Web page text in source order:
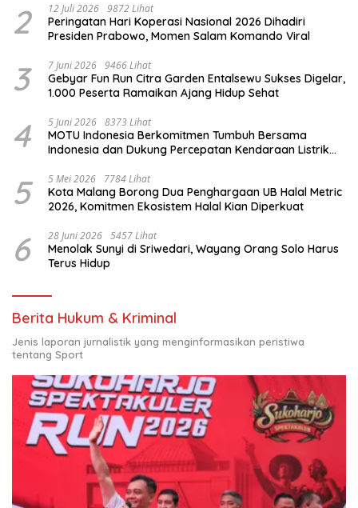
2 12 Juli 2026 9872 Lihat
Peringatan Hari Koperasi Nasional 2026 Dihadiri
Presiden Prabowo, Momen Salam Komando Viral
3 7 Juni 2026 9466 Lihat
Gebyar Fun Run Citra Garden Entalsewu Sukses Digelar,
1.000 Peserta Ramaikan Ajang Hidup Sehat
4 5 Juni 2026 8373 Lihat
MOTU Indonesia Berkomitmen Tumbuh Bersama
Indonesia dan Dukung Percepatan Kendaraan Listrik
5 5 Mei 2026 7784 Lihat
Kota Malang Borong Dua Penghargaan UB Halal Metric
2026, Komitmen Ekosistem Halal Kian Diperkuat
6 28 Juni 2026 5457 Lihat
Menolak Sunyi di Sriwedari, Wayang Orang Solo Harus
Terus Hidup
Berita Hukum & Kriminal
Jenis laporan jurnalistik yang menginformasikan peristiwa
tentang Sport